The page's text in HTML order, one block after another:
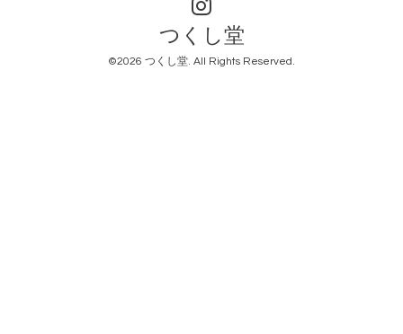
つくし堂
©2026 つくし堂. All Rights Reserved.